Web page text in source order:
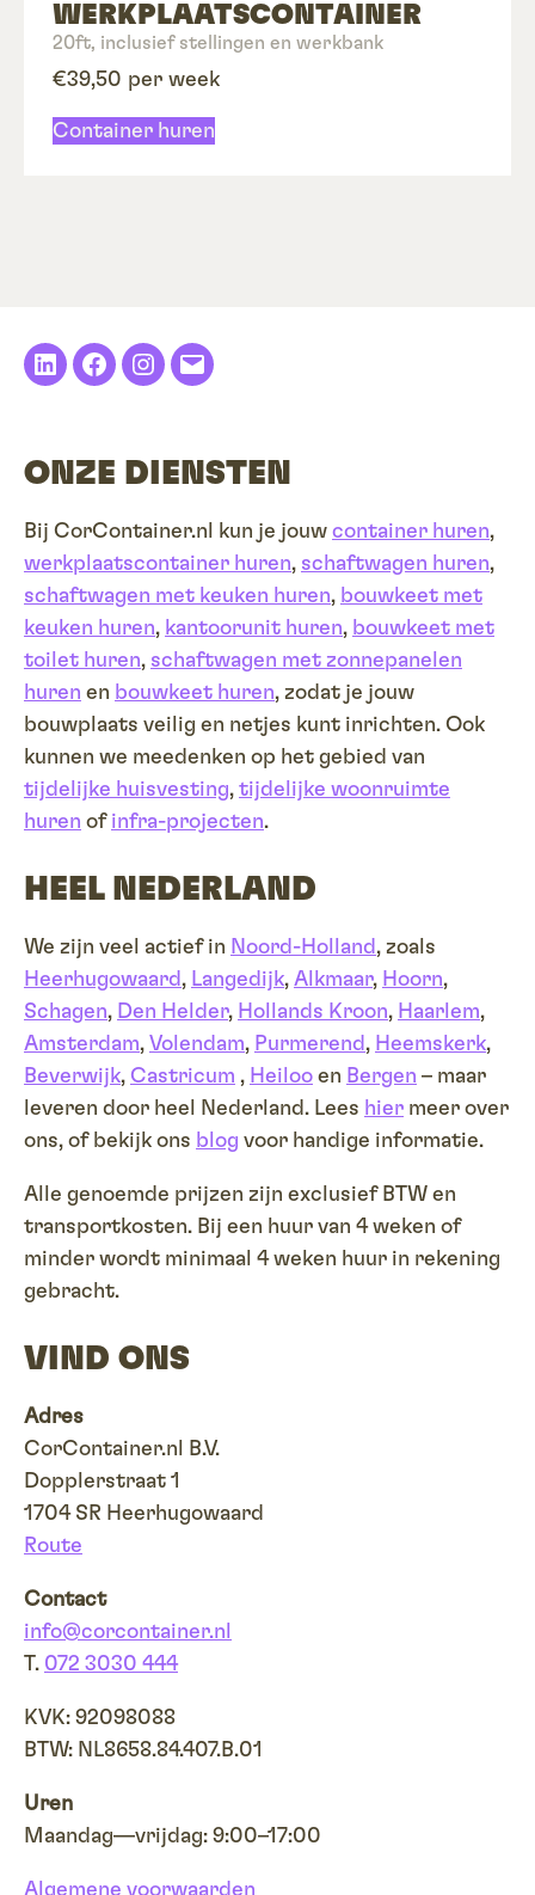
WERKPLAATS­CONTAINER
20ft, inclusief stellingen en werkbank
€39,50 per week
Container huren
LinkedInFacebookInstagram
E-
ONZE DIENSTEN
Bij CorContainer.nl kun je jouwcontainer huren,
werkplaatscontainer huren, schaftwagen huren,
schaftwagen met keuken huren, bouwkeet met
keuken huren, kantoorunit huren, bouwkeet met
toilet huren, schaftwagen met zonnepanelen
huren en bouwkeet huren, zodat je jouw
bouwplaats veilig en netjes kunt inrichten. Ook
kunnen we meedenken op het gebied van
tijdelijke huisvesting,tijdelijke woonruimte
huren ofinfra-projecten.
HEEL NEDERLAND
We zijn veel actief in Noord-Holland, zoals
Heerhugowaard, Langedijk,Alkmaar, Hoorn,
Schagen, Den Helder, Hollands Kroon, Haarlem,
Amsterdam,Volendam, Purmerend, Heemskerk,
Beverwijk,Castricum , Heilooen Bergen – maar
leveren door heel Nederland. Lees hier meer over
ons, of bekijk ons blog voor handige informatie.
Alle genoemde prijzen zijn exclusief BTW en
transportkosten. Bij een huur van 4 weken of
minder wordt minimaal 4 weken huur in rekening
gebracht.
VIND ONS
Adres
CorContainer.nl B.V.
Dopplerstraat 1
1704 SR Heerhugowaard
Route
Contact
info@corcontainer.nl
T. 072 3030 444
KVK: 92098088
BTW: NL8658.84.407.B.01
Uren
Maandag—vrijdag: 9:00–17:00